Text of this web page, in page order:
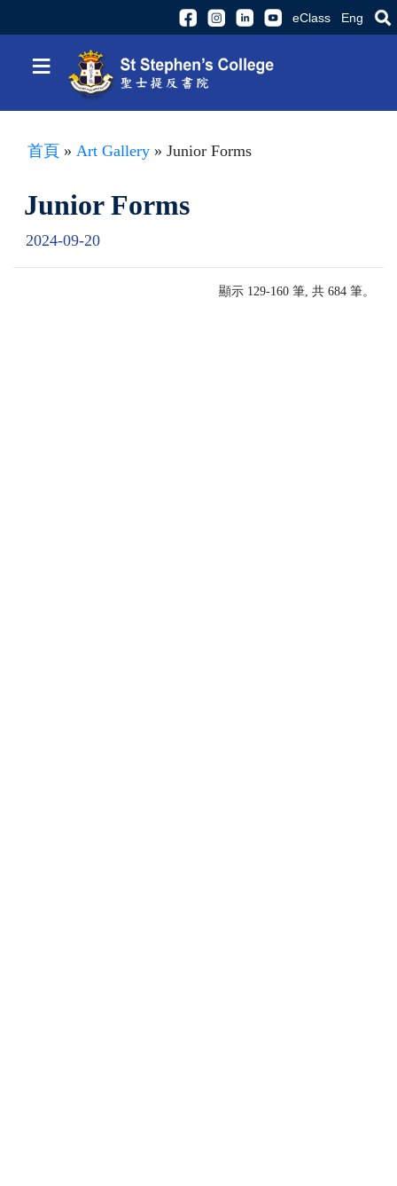
eClass Eng
≡
首頁 » Art Gallery » Junior Forms
Junior Forms
2024-09-20
顯示 129-160 筆, 共 684 筆。